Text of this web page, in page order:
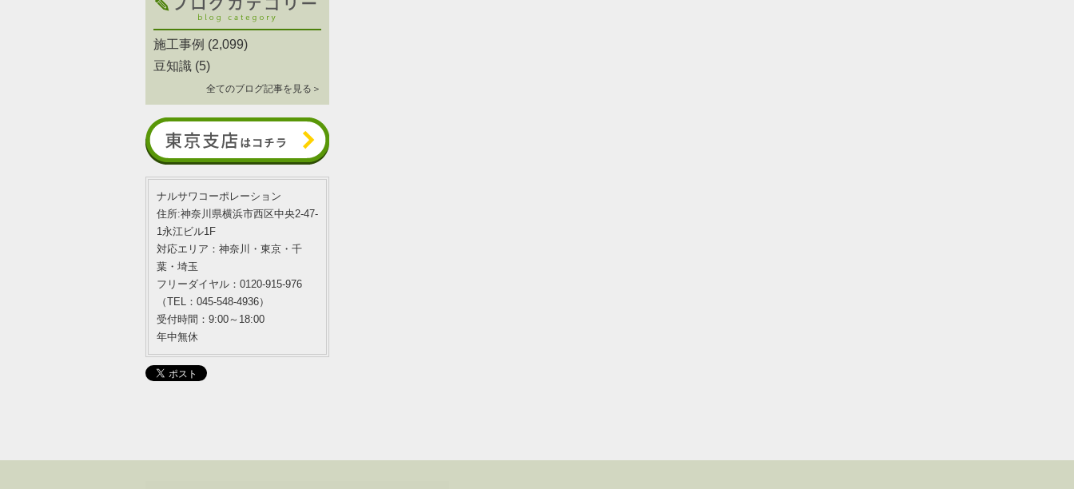
施工事例 (2,099)
豆知識 (5)
全てのブログ記事を見る＞
ナルサワコーポレーション
住所:神奈川県横浜市西区中央2-47-
1永江ビル1F
対応エリア：神奈川・東京・千
葉・埼玉
フリーダイヤル：0120-915-976
（TEL：045-548-4936）
受付時間：9:00～18:00
年中無休